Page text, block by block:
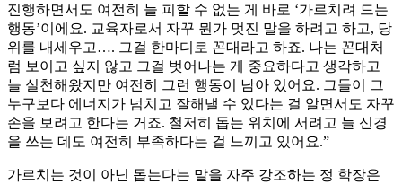
진행하면서도 여전히 늘 피할 수 없는 게 바로 ‘가르치려 드는
행동’이에요. 교육자로서 자꾸 뭔가 멋진 말을 하려고 하고, 당
위를 내세우고…. 그걸 한마디로 꼰대라고 하죠. 나는 꼰대처
럼 보이고 싶지 않고 그걸 벗어나는 게 중요하다고 생각하고
늘 실천해왔지만 여전히 그런 행동이 남아 있어요. 그들이 그
누구보다 에너지가 넘치고 잘해낼 수 있다는 걸 알면서도 자꾸
손을 보려고 한다는 거죠. 철저히 돕는 위치에 서려고 늘 신경
을 쓰는 데도 여전히 부족하다는 걸 느끼고 있어요.”
가르치는 것이 아닌 돕는다는 말을 자주 강조하는 정 학장은